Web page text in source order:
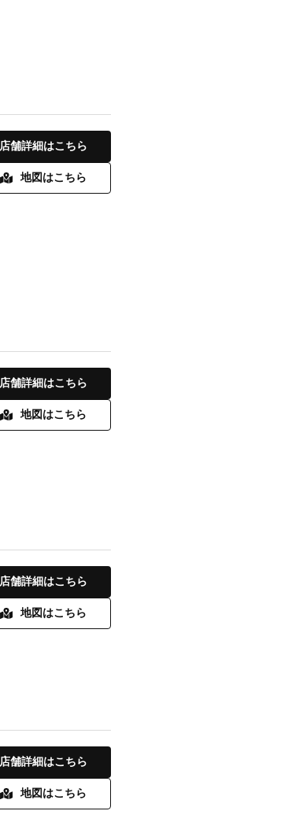
店舗詳細はこちら
地図はこちら
店舗詳細はこちら
地図はこちら
店舗詳細はこちら
地図はこちら
店舗詳細はこちら
地図はこちら